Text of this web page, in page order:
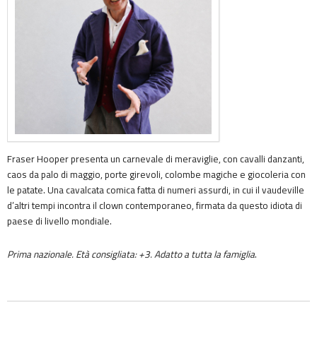
Fraser Hooper presenta un carnevale di meraviglie, con cavalli danzanti,
caos da palo di maggio, porte girevoli, colombe magiche e giocoleria con
le patate. Una cavalcata comica fatta di numeri assurdi, in cui il vaudeville
d’altri tempi incontra il clown contemporaneo, firmata da questo idiota di
paese di livello mondiale.
Prima nazionale. Età consigliata: +3. Adatto a tutta la famiglia.